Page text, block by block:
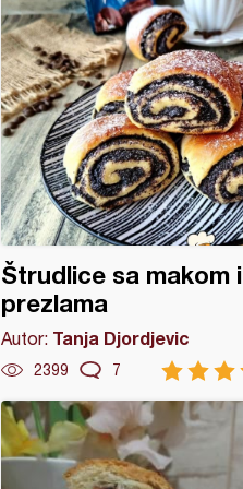
Štrudlice sa makom i
prezlama
Autor: Tanja Djordjevic
2399 7